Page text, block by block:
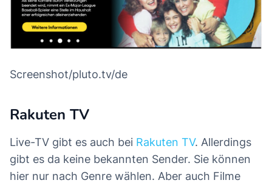
Screenshot/pluto.tv/de
Rakuten TV
Live-TV gibt es auch bei Rakuten TV. Allerdings
gibt es da keine bekannten Sender. Sie können
hier nur nach Genre wählen. Aber auch Filme